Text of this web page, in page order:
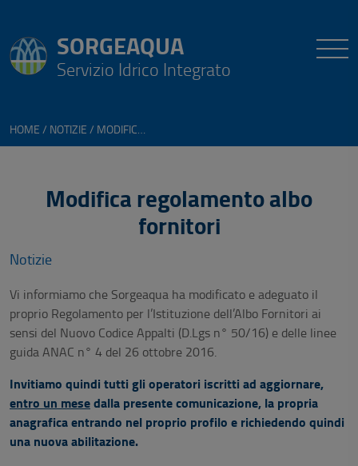
SORGEAQUA
Servizio Idrico Integrato
HOME NOTIZIE
Modifica regolamento albo
fornitori
Notizie
Vi informiamo che Sorgeaqua ha modificato e adeguato il
proprio Regolamento per l’Istituzione dell’Albo Fornitori ai
sensi del Nuovo Codice Appalti (D.Lgs n° 50/16) e delle linee
guida ANAC n° 4 del 26 ottobre 2016.
Invitiamo quindi tutti gli operatori iscritti ad aggiornare,
entro un mesedalla presente comunicazione, la propria
anagrafica entrando nel proprio profilo e richiedendo quindi
una nuova abilitazione.